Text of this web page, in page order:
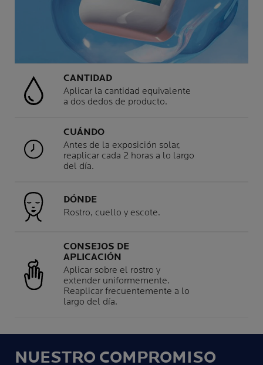
CANTIDAD
Aplicar la cantidad equivalente
a dos dedos de producto.
CUÁNDO
Antes de la exposición solar,
reaplicar cada 2 horas a lo largo
del día.
DÓNDE
Rostro, cuello y escote.
CONSEJOS DE
APLICACIÓN
Aplicar sobre el rostro y
extender uniformemente.
Reaplicar frecuentemente a lo
largo del día.
NUESTRO COMPROMISO